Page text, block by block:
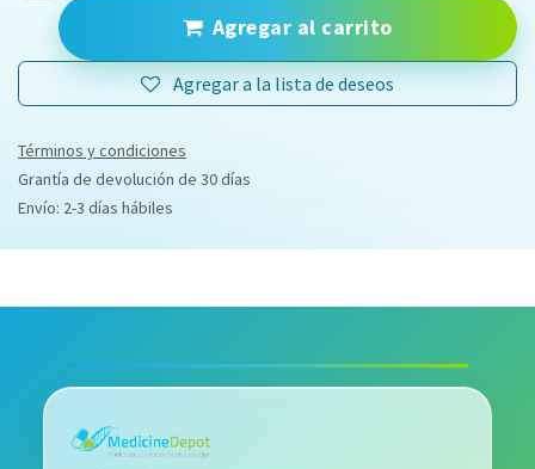
Agregar al carrito
Agregar a la lista de deseos
Términos y condiciones
Grantía de devolución de 30 días
Envío: 2-3 días hábiles